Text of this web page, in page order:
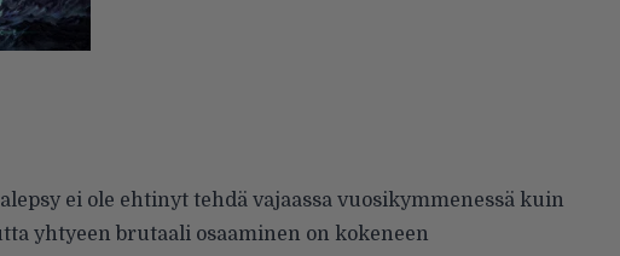
ei ole ehtinyt tehdä vajaassa vuosikymmenessä kuin
yhtyeen brutaali osaaminen on kokeneen